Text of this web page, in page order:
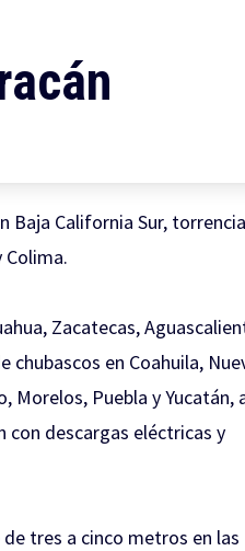
California Sur,
Colima.
Zacatecas,
chubascos en Coahuila,
Morelos, Puebla y Yucatán,
con descargas eléctricas y
tres a cinco metros en las